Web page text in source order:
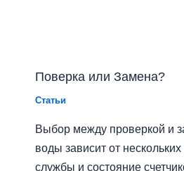
Поверка или Замена?
Статьи
Выбор между проверкой и
воды зависит от
службы и состояние